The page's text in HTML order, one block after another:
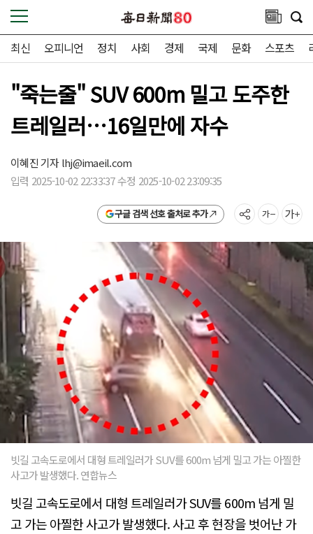
최신 오피니언 정치 사회 경제 국제 문화 스포츠
"죽는줄" SUV 600m 밀고 도주한
트레일러…16일만에 자수
이혜진 기자lhj@imaeil.com
입력 2025-10-02 22:33:37 수정 2025-10-02 23:09:35
구글 검색 선호 출처로 추가
빗길 고속도로에서 대형 트레일러가 SUV를 600m 넘게 밀고 가는 아찔한
사고가 발생했다. 연합뉴스
빗길 고속도로에서 대형 트레일러가 SUV를 600m 넘게 밀
고 가는 아찔한 사고가 발생했다. 사고 후 현장을 벗어난 가